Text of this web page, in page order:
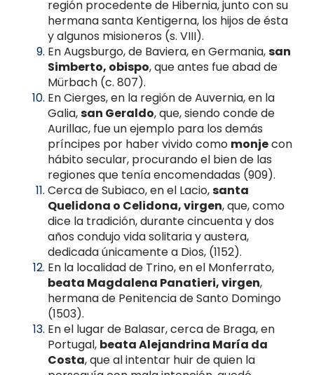
región procedente de Hibernia, junto con su
hermana santa Kentigerna, los hijos de ésta
y algunos misioneros (s. VIII).
En Augsburgo, de Baviera, en Germania,san
Simberto, obispo, que antes fue abad de
Mürbach (c. 807).
En Cierges, en la región de Auvernia, en la
Galia,san Geraldo, que, siendo conde de
Aurillac, fue un ejemplo para los demás
príncipes por haber vivido como monjecon
hábito secular, procurando el bien de las
regiones que tenía encomendadas (909).
Cerca de Subiaco, en el Lacio,santa
Quelidona o Celidona, virgen, que, como
dice la tradición, durante cincuenta y dos
años condujo vida solitaria y austera,
dedicada únicamente a Dios, (1152).
En la localidad de Trino, en el Monferrato,
beata Magdalena Panatieri, virgen,
hermana de Penitencia de Santo Domingo
(1503).
En el lugar de Balasar, cerca de Braga, en
Portugal, beata Alejandrina María da
Costa, que al intentar huir de quien la